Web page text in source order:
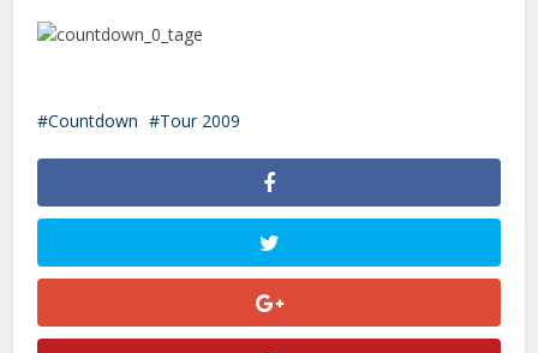
Countdown Tour 2009